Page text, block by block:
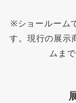
※ショールーム
す。現行の展示
ムま